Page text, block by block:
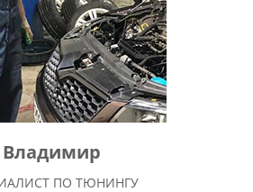
Владимир
ПО ТЮНИНГУ